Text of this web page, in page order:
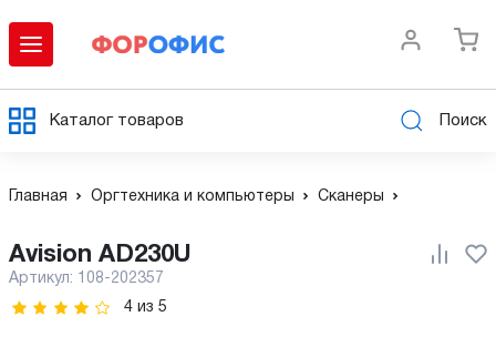
Каталог товаров Поиск
Главная Оргтехника и компьютеры Сканеры
Avision AD230U
Артикул: 108-202357
4из 5